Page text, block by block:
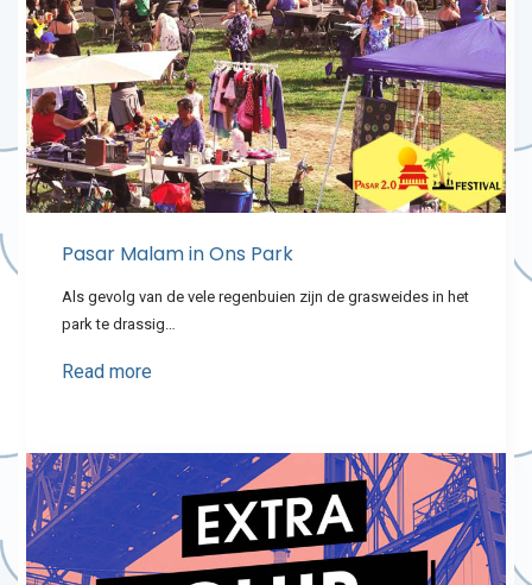
Pasar Malam in Ons Park
Als gevolg van de vele regenbuien zijn de grasweides in het
park te drassig…
Read more